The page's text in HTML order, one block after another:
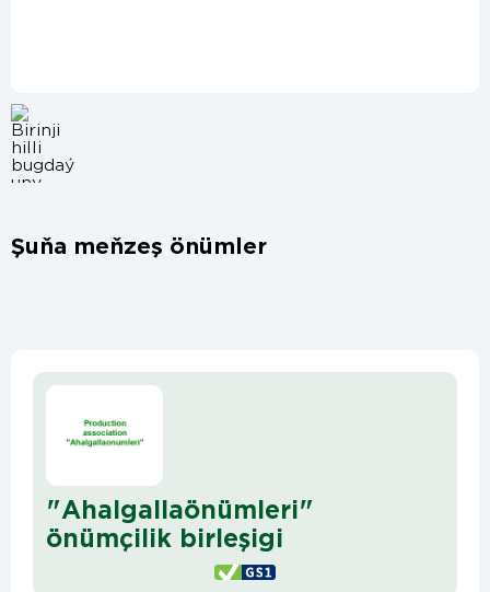
Şuňa meňzeş önümler
"Ahalgallaönümleri"
önümçilik birleşigi